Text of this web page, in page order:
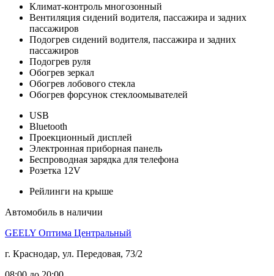
Климат-контроль многозонный
Вентиляция сидений водителя, пассажира и задних
пассажиров
Подогрев сидений водителя, пассажира и задних
пассажиров
Подогрев руля
Обогрев зеркал
Обогрев лобового стекла
Обогрев форсунок стеклоомывателей
USB
Bluetooth
Проекционный дисплей
Электронная приборная панель
Беспроводная зарядка для телефона
Розетка 12V
Рейлинги на крыше
Автомобиль в наличии
GEELY Оптима Центральный
г. Краснодар, ул. Передовая, 73/2